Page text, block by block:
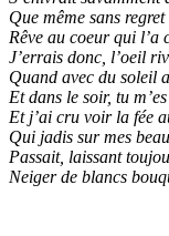
Que même sans
Rêve au coeur qui l’a
J’errais donc, l’oeil
Quand avec du soleil
Et dans le soir, tu
Et j’ai cru voir la fée
Qui jadis sur mes
Passait, laissant
Neiger de blancs